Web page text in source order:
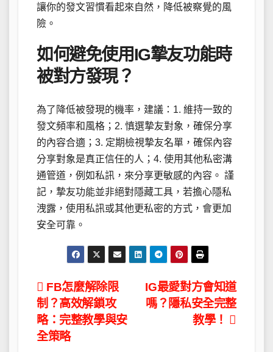
讓你的發文習慣看起來自然，降低被察覺的風
險。
如何避免使用IG摯友功能時
被對方發現？
為了降低被發現的機率，建議：1. 維持一致的
發文頻率和風格；2. 慎選摯友對象，確保分享
的內容合適；3. 定期檢視摯友名單，確保內容
分享對象是真正信任的人；4. 使用其他私密溝
通管道，例如私訊，來分享更敏感的內容。 謹
記，摯友功能並非絕對隱藏工具，若擔心隱私
洩露，使用私訊或其他更私密的方式，會更加
安全可靠。
文
章
導
IG最愛對方會知道
嗎？隱私安全完整
教學！
FB怎麼解除限
制？高效解鎖攻
略：完整教學與安
全策略